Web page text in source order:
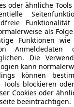
oder ähnliche
als
Funktionen wie
Anmeldedaten
Die
kann
können
blockieren
Cookies oder
beeinträchtigen.